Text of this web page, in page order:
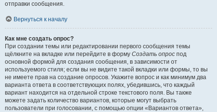
отправки сообщения.
Вернуться к началу
Как мне создать опрос?
При создании темы или редактировании первого сообщения темы
щёлкните на вкладке или перейдите в форму Создать опрос под
основной формой для создания сообщения, в зависимости от
используемого стиля; если вы не видите такой вкладки или формы, то вы
не имеете прав на создание опросов. Укажите вопрос и как минимум два
варианта ответа в соответствующих полях, убедившись, что каждый
вариант находится на отдельной строке текстового поля. Вы также
можете задать количество вариантов, которые могут выбрать
пользователи при голосовании, с помощью опции «Вариантов ответа»,